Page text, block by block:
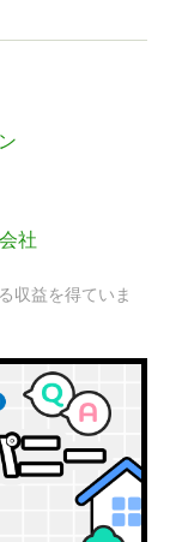
社
収益を得ていま